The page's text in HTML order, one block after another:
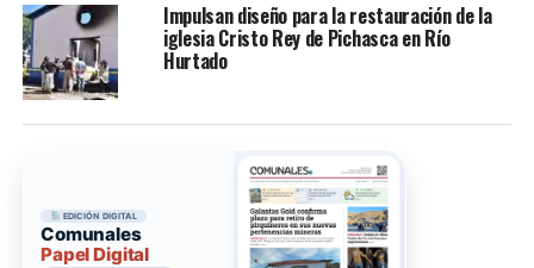
Impulsan diseño para la restauración de la
iglesia Cristo Rey de Pichasca en Río
Hurtado
EDICIÓN DIGITAL
Comunales
Papel Digital